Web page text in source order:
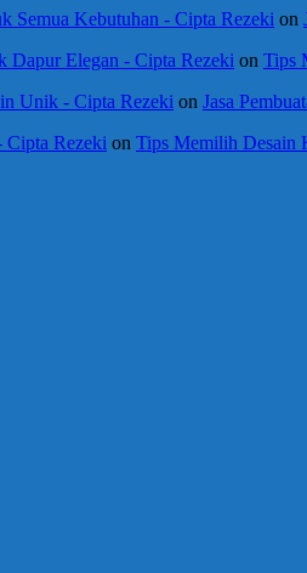
Semua Kebutuhan - Cipta Rezeki on
Dapur Elegan - Cipta Rezeki on Tips
Unik - Cipta Rezeki on Jasa
Cipta Rezeki on Tips Memilih Desain